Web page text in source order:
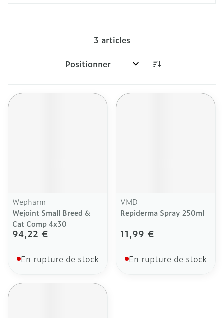
3 articles
Trier par:
Wepharm
Wejoint Small Breed &
Cat Comp 4x30
94,22 €
En rupture de stock
VMD
Repiderma Spray 250ml
11,99 €
En rupture de stock